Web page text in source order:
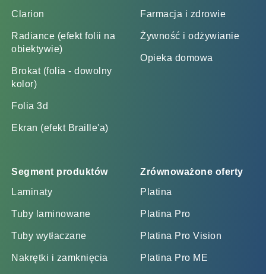
Clarion
Radiance (efekt folii na
obiektywie)
Brokat (folia - dowolny
kolor)
Folia 3d
Ekran (efekt Braille'a)
Farmacja i zdrowie
Żywność i odżywianie
Opieka domowa
Segment produktów
Laminaty
Tuby laminowane
Tuby wytłaczane
Nakrętki i zamknięcia
Zrównoważone oferty
Platina
Platina Pro
Platina Pro Vision
Platina Pro ME